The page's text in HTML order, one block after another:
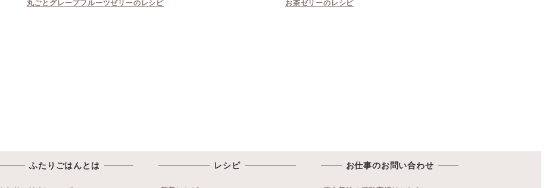
丸ごとグレープフルーツゼリーのレシピ お茶ゼリーのレシピ
ふたりごはんとは レシピ お仕事のお問い合わせ